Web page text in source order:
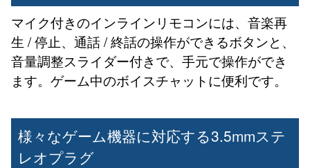
マイク付きのインラインリモコンには、音楽再
生 / 停止、通話 / 終話の操作ができるボタンと、
音量調整スライダー付きで、手元で操作ができ
ます。ゲーム中のボイスチャットに便利です。
様々なゲーム機器に対応する3.5mmステ
レオプラグ